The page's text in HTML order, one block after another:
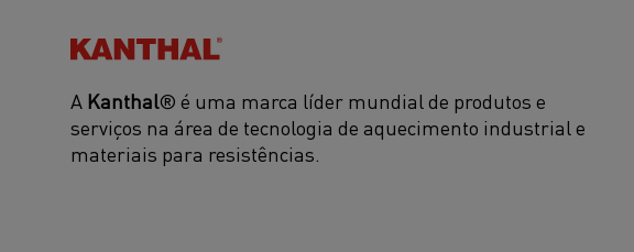
Kanthal®
A Kanthal® é uma marca líder mundial de produtos e
serviços na área de tecnologia de aquecimento industrial e
materiais para resistências.